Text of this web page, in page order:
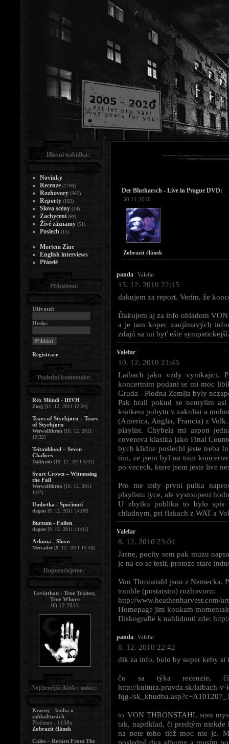
Der Blutharsch - Live in Prague DVD:
30.11.2010
Zobrazit článek
panda Valefar
15. 12. 2010 22:15
dakujem za report. Verím, že
Ďakujem aj za info ohladom
a je tam kopec zaujímavých
zdajú sa mi byť ešte
Valefar
10. 12. 2010 21:45
Laibach jako vzdy vynikajici.
koncertnim podani se mi moc
Gruda - Plodna Zemlja byly
Pak hrali pokud se nemylim
kratkem pobytu v zakulisi a
(America, Anglia, Francia) z
playlist. Chybela mi aspon
coverova klasika jako Final
bych klidne poslechl jeste treba
tim, ze jsem byl na tour
po vecech, ktere jsem jeste live
Pro me tedy prvni pulka
playlistu tyce, ale vystoupeni
U zbytku publika to bylo spis
chladnym, pri flakach z WAT a
Valefar
8. 12. 2010 23:04
Jasne, pocity sem pak muzu
je na co se tesit, protoze stare
Von Thronstahl jsou z Nemecka.
tomhle (postarsim) rozhovoru:
http://www.heathenharvest.com/
Homepage jim koukam
Diskografie k nahlidnuti zde:
panda Valefar
8. 12. 2010 22:42
dik za info, bolo by super keby si
čo sa týka recenzie,
http://kultura.pravda.sk/laibach-
fqg-/
to VON THRONSTAHL som
tak, napríklad, či predtým
na nete toho tiež moc nie je.
posledné dva albumy a musím
Hlavní nabídka:
Novinky
Recenze (1700)
Rozhovory (367)
Reporty (183)
Slova scény (44)
Zachycení (69)
Živé záznamy (51)
Poslech (15)
Mortem Zine
English interviews
Přátelé
Přihlášení:
Uživatel:
Heslo:
Registrace
Poslední komentáře:
Rêx Mündi - IHVH
Zorg [11. 12. 2011 12:24]
Tears of Styrbjørn – Tears
of Styrbjørn
Werwolfthron [10. 12. 2011
19:32]
Teitanblood – Seven
Chalices
Dalihrob [10. 12. 2011 6:01]
Svart Crown – Witnessing
the Fall
Werwolfthron [10. 12. 2011
1:07]
Umbrtka - Spočinutí
dagon [9. 12. 2011 14:09]
Burzum - Fallen
dagon [9. 12. 2011 11:01]
Arkona - Slovo
Mercader[8. 12. 2011 15:58]
Doporučujeme:
Leviathan - True Traitor,
True Whore
03.12.2011
Nejčtenější články (měsíc):
Kmeny - kniha o
subkulturách
Přečteno : 1138x
Zobrazit článek
Cales – Return From The